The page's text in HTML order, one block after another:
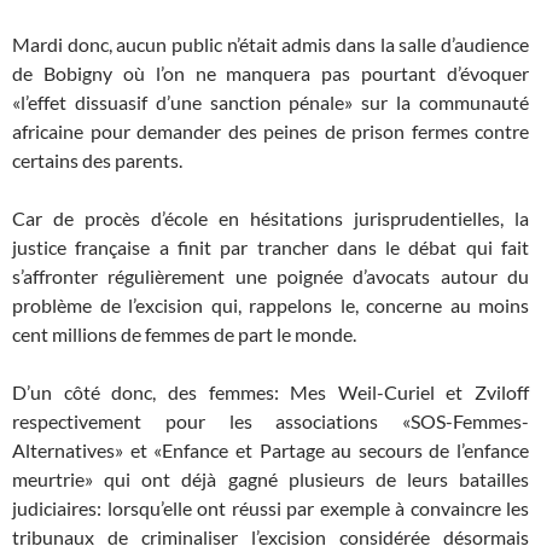
Mardi donc, aucun public n’était admis dans la salle d’audience
de Bobigny où l’on ne manquera pas pourtant d’évoquer
«l’effet dissuasif d’une sanction pénale» sur la communauté
africaine pour demander des peines de prison fermes contre
certains des parents.
Car de procès d’école en hésitations jurisprudentielles, la
justice française a finit par trancher dans le débat qui fait
s’affronter régulièrement une poignée d’avocats autour du
problème de l’excision qui, rappelons le, concerne au moins
cent millions de femmes de part le monde.
D’un côté donc, des femmes: Mes Weil-Curiel et Zviloff
respectivement pour les associations «SOS-Femmes-
Alternatives» et «Enfance et Partage au secours de l’enfance
meurtrie» qui ont déjà gagné plusieurs de leurs batailles
judiciaires: lorsqu’elle ont réussi par exemple à convaincre les
tribunaux de criminaliser l’excision considérée désormais